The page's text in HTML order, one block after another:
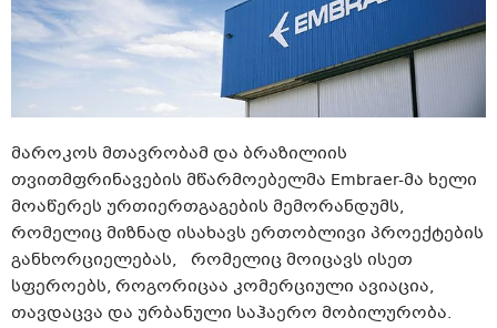
მაროკოს მთავრობამ და ბრაზილიის
თვითმფრინავების მწარმოებელმა Embraer-მა ხელი
მოაწერეს ურთიერთგაგების მემორანდუმს,
რომელიც მიზნად ისახავს ერთობლივი პროექტების
განხორციელებას, რომელიც მოიცავს ისეთ
სფეროებს, როგორიცაა კომერციული ავიაცია,
თავდაცვა და ურბანული საჰაერო მობილურობა.